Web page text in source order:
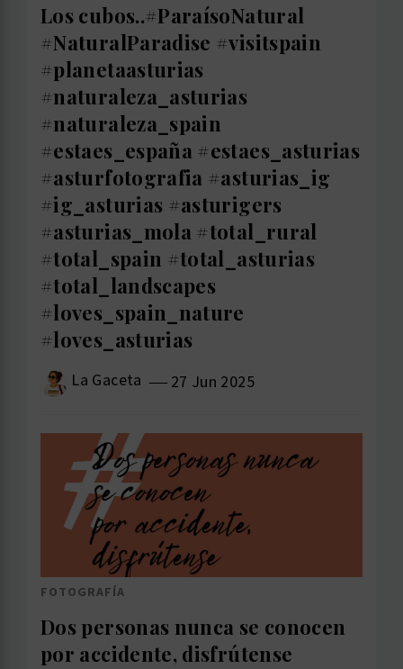
Los cubos..#ParaísoNatural
#NaturalParadise #visitspain
#planetaasturias
#naturaleza_asturias
#naturaleza_spain
#estaes_españa #estaes_asturias
#asturfotografia #asturias_ig
#ig_asturias #asturigers
#asturias_mola #total_rural
#total_spain #total_asturias
#total_landscapes
#loves_spain_nature
#loves_asturias
La Gaceta 27 Jun 2025
FOTOGRAFÍA
Dos personas nunca se conocen
por accidente, disfrútense